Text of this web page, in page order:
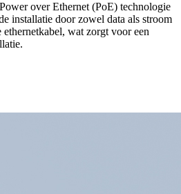
over Ethernet (PoE) technologie
installatie door zowel data als stroom
wat zorgt voor een